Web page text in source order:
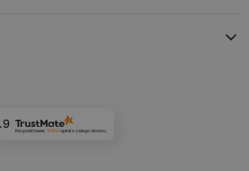
Na podstawie 11 902opiniiz całego okresu